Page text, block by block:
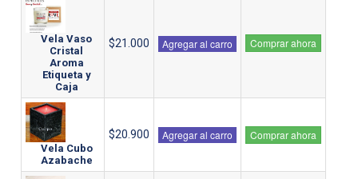
Vela Vaso
Cristal
Aroma
Etiqueta y
Caja
$21.000 Agregar al carro Comprar ahora
Vela Cubo
Azabache
$20.900 Agregar al carro Comprar ahora